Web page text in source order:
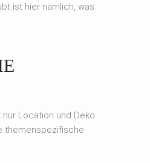
ist hier nämlich, was
Location und Deko
themenspezifische